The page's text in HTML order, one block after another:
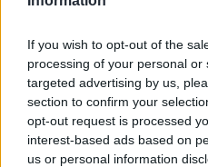
If you wish to opt-out of the
processing of your personal
targeted advertising by us,
section to confirm your
opt-out request is processed
interest-based ads based on
us or personal information